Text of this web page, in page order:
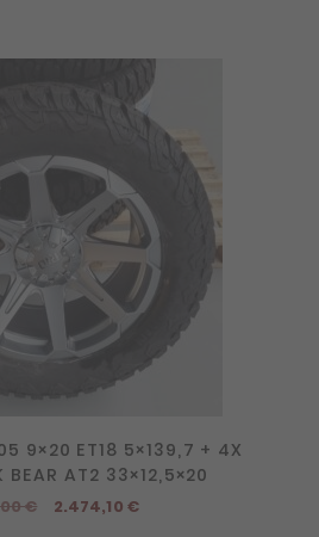
9×20 ET18 5×139,7 + 4X
BEAR AT2 33×12,5×20
€
Ursprünglicher
2.474,10 €Aktueller